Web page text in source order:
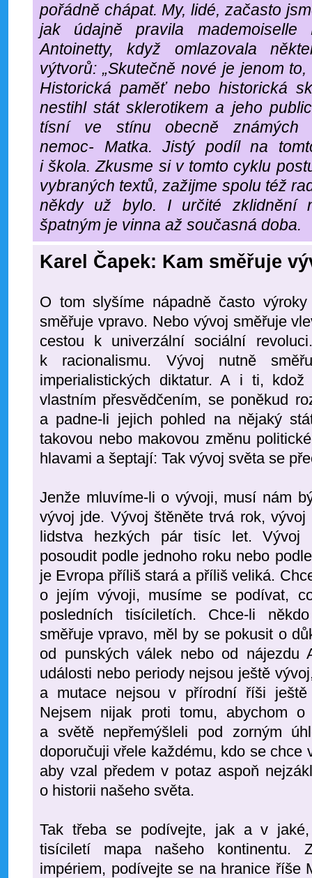
pořádně chápat. My, lidé, začasto
jak údajně pravila mademoiselle
Antoinetty, když omlazovala
výtvorů: „Skutečně nové je jenom
Historická paměť nebo historická
nestihl stát sklerotikem a jeho
tísní ve stínu obecně známých
nemoc- Matka. Jistý podíl na
i škola. Zkusme si v tomto cyklu
vybraných textů, zažijme spolu též
někdy už bylo. I určité zklidnění
špatným je vinna až současná doba.
Karel Čapek: Kam směřuje
O tom slyšíme nápadně často
směřuje vpravo. Nebo vývoj směřuje
cestou k univerzální sociální
k racionalismu. Vývoj nutně
imperialistických diktatur. A i ti,
vlastním přesvědčením, se poněkud
a padne-li jejich pohled na nějaký
takovou nebo makovou změnu
hlavami a šeptají: Tak vývoj světa se
Jenže mluvíme-li o vývoji, musí nám
vývoj jde. Vývoj štěněte trvá rok,
lidstva hezkých pár tisíc let. Vývoj
posoudit podle jednoho roku nebo
je Evropa příliš stará a příliš veliká.
o jejím vývoji, musíme se podívat,
posledních tisíciletích. Chce-li
směřuje vpravo, měl by se pokusit o
od punských válek nebo od nájezdu
události nebo periody nejsou ještě
a mutace nejsou v přírodní říši
Nejsem nijak proti tomu, abychom o
a světě nepřemýšleli pod zorným
doporučuji vřele každému, kdo se chce
aby vzal předem v potaz aspoň
o historii našeho světa.
Tak třeba se podívejte, jak a v
tisíciletí mapa našeho kontinentu.
impériem, podívejte se na hranice říše